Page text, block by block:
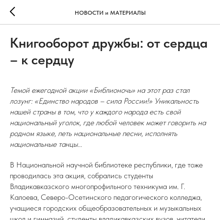
НОВОСТИ и МАТЕРИАЛЫ
Книгооборот дружбы: от сердца
– к сердцу
Темой ежегодной акции «Библионочь» на этот раз стал
лозунг: «Единство народов – сила России!» Уникальность
нашей страны в том, что у каждого народа есть свой
национальный уголок, где любой человек может говорить на
родном языке, петь национальные песни, исполнять
национальные танцы...
В Национальной научной библиотеке республики, где тоже
проводилась эта акция, собрались студенты
Владикавказского многопрофильного техникума им. Г.
Калоева, Северо-Осетинского педагогического колледжа,
учащиеся городских общеобразовательных и музыкальных